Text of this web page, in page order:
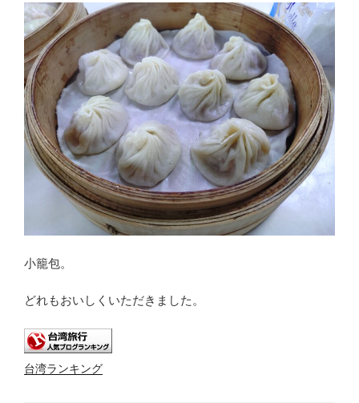
小籠包。
どれもおいしくいただきました。
台湾ランキング